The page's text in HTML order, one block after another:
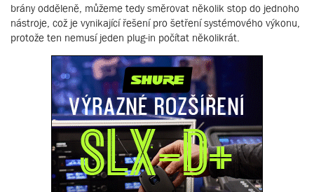
brány odděleně, můžeme tedy směrovat několik stop do jednoho
nástroje, což je vynikající řešení pro šetření systémového výkonu,
protože ten nemusí jeden plug-in počítat několikrát.